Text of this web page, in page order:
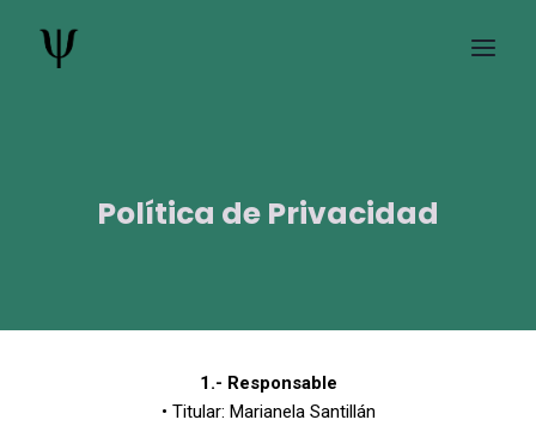
content
Política de Privacidad
1.- Responsable
• Titular: Marianela Santillán